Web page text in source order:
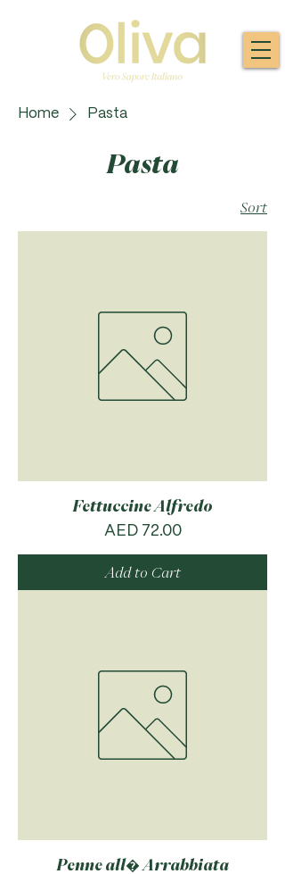
Home Pasta
Pasta
Sort
Fettuccine Alfredo
Price
AED 72.00
Add to Cart
Penne all� Arrabbiata